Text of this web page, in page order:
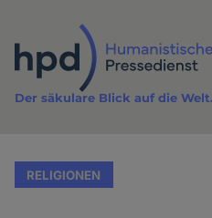
Inhalt
Der säkulare Blick auf die Welt.
RELIGIONEN